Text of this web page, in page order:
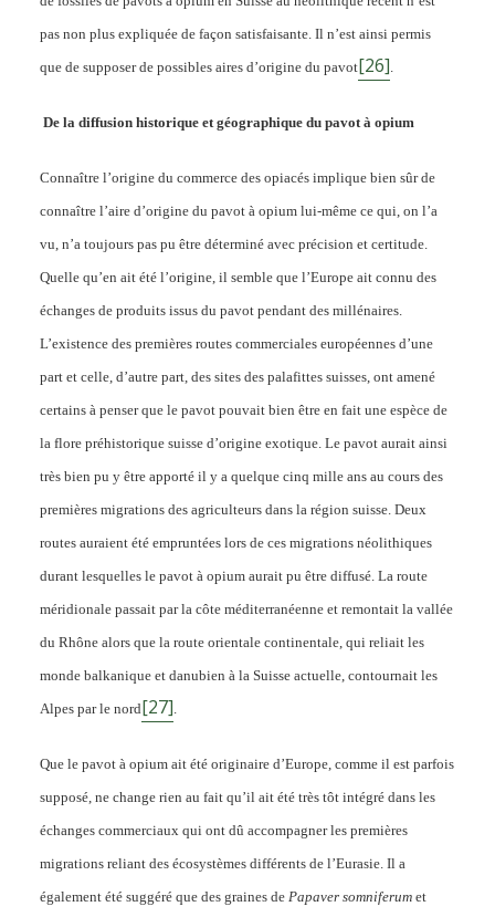
pas non plus expliquée de façon satisfaisante. Il n’est ainsi permis
que de supposer de possibles aires d’origine du pavot[26]
De la diffusion historique et géographique du pavot à opium
Connaître l’origine du commerce des opiacés implique bien sûr de
connaître l’aire d’origine du pavot à opium lui-même ce qui, on l’a
vu, n’a toujours pas pu être déterminé avec précision et certitude.
Quelle qu’en ait été l’origine, il semble que l’Europe ait connu des
échanges de produits issus du pavot pendant des millénaires.
L’existence des premières routes commerciales européennes d’une
part et celle, d’autre part, des sites des palafittes suisses, ont amené
certains à penser que le pavot pouvait bien être en fait une espèce de
la flore préhistorique suisse d’origine exotique. Le pavot aurait ainsi
très bien pu y être apporté il y a quelque cinq mille ans au cours des
premières migrations des agriculteurs dans la région suisse. Deux
routes auraient été empruntées lors de ces migrations néolithiques
durant lesquelles le pavot à opium aurait pu être diffusé. La route
méridionale passait par la côte méditerranéenne et remontait la vallée
du Rhône alors que la route orientale continentale, qui reliait les
monde balkanique et danubien à la Suisse actuelle, contournait les
Alpes par le nord[27]
Que le pavot à opium ait été originaire d’Europe, comme il est parfois
supposé, ne change rien au fait qu’il ait été très tôt intégré dans les
échanges commerciaux qui ont dû accompagner les premières
migrations reliant des écosystèmes différents de l’Eurasie. Il a
également été suggéré que des graines de Papaver somniferumet